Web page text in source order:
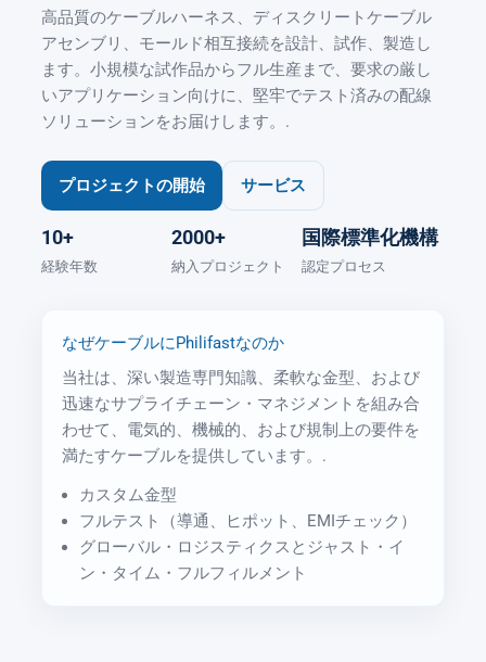
高品質のケーブルハーネス、ディスクリートケーブル
アセンブリ、モールド相互接続を設計、試作、製造し
ます。小規模な試作品からフル生産まで、要求の厳し
いアプリケーション向けに、堅牢でテスト済みの配線
ソリューションをお届けします。.
プロジェクトの開始 サービス
10+
経験年数
2000+
納入プロジェクト
国際標準化機構
認定プロセス
なぜケーブルにPhilifastなのか
当社は、深い製造専門知識、柔軟な金型、および
迅速なサプライチェーン・マネジメントを組み合
わせて、電気的、機械的、および規制上の要件を
満たすケーブルを提供しています。.
カスタム金型
フルテスト（導通、ヒポット、EMIチェック）
グローバル・ロジスティクスとジャスト・イ
ン・タイム・フルフィルメント